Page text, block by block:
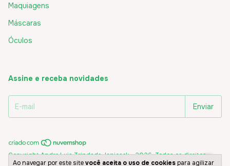
Ao navegar por este sitevocê aceita o uso de cookies para agilizar
Maquiagens
Máscaras
Óculos
Assine e receba novidades
Copyright Andre Luis Trindade Janicsek - 2026. Todos os direitos
reservados.